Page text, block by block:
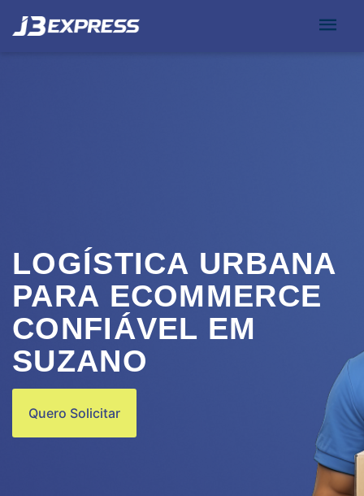
LOGÍSTICA URBANA
PARA ECOMMERCE
CONFIÁVEL EM
SUZANO
Quero Solicitar